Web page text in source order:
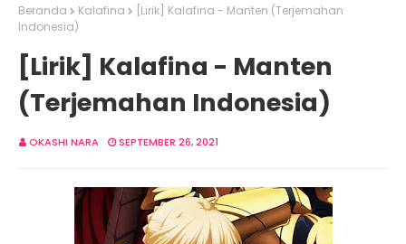
Beranda Kalafina
[Lirik] Kalafina - Manten (Terjemahan
Indonesia)
[Lirik] Kalafina - Manten
(Terjemahan Indonesia)
OKASHI NARA SEPTEMBER 26, 2021